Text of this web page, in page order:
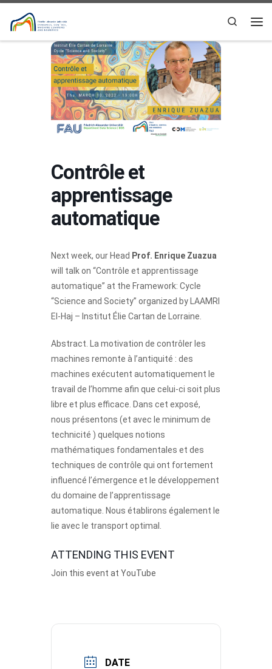
Skip to content
Search
Contrôle et
apprentissage
automatique
Next week, our Head Prof. Enrique Zuazua
will talk on “Contrôle et apprentissage
automatique” at the Framework: Cycle
“Science and Society” organized by LAAMRI
El-Haj – Institut Élie Cartan de Lorraine.
Abstract. La motivation de contrôler les
machines remonte à l’antiquité : des
machines exécutent automatiquement le
travail de l’homme afin que celui-ci soit plus
libre et plus efficace. Dans cet exposé,
nous présentons (et avec le minimum de
technicité ) quelques notions
mathématiques fondamentales et des
techniques de contrôle qui ont fortement
influencé l’émergence et le développement
du domaine de l’apprentissage
automatique. Nous établirons également le
lie avec le transport optimal.
ATTENDING THIS EVENT
Join this event at YouTube
DATE